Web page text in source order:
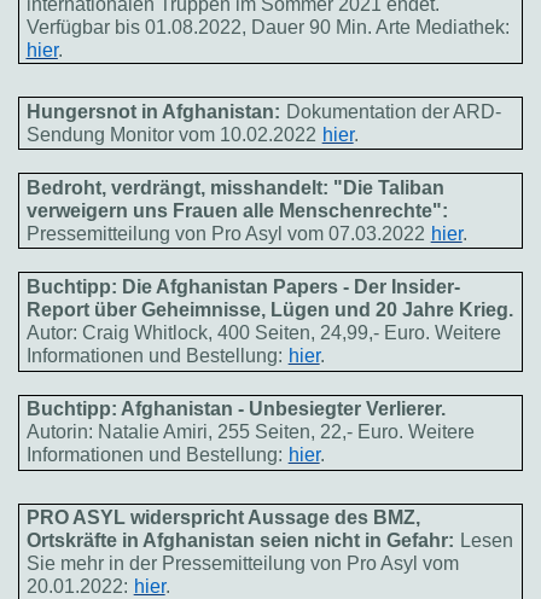
Verfügbar bis 01.08.2022, Dauer 90 Min. Arte Mediathek:
hier.
Hungersnot in Afghanistan: Dokumentation der ARD-
Sendung Monitor vom 10.02.2022 hier.
Bedroht, verdrängt, misshandelt: "Die Taliban
verweigern uns Frauen alle Menschenrechte":
Pressemitteilung von Pro Asyl vom 07.03.2022 hier.
Buchtipp: Die Afghanistan Papers - Der Insider-
Report über Geheimnisse, Lügen und 20 Jahre Krieg.
Autor: Craig Whitlock, 400 Seiten, 24,99,- Euro. Weitere
Informationen und Bestellung: hier.
Buchtipp: Afghanistan - Unbesiegter Verlierer.
Autorin: Natalie Amiri, 255 Seiten, 22,- Euro. Weitere
Informationen und Bestellung: hier.
PRO ASYL widerspricht Aussage des BMZ,
Ortskräfte in Afghanistan seien nicht in Gefahr: Lesen
Sie mehr in der Pressemitteilung von Pro Asyl vom
20.01.2022: hier.